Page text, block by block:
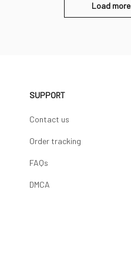
Load more
SUPPORT
Contact us
Order tracking
FAQs
DMCA